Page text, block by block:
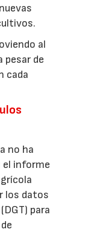
al
pesar de
cada
no ha
el informe
los datos
para